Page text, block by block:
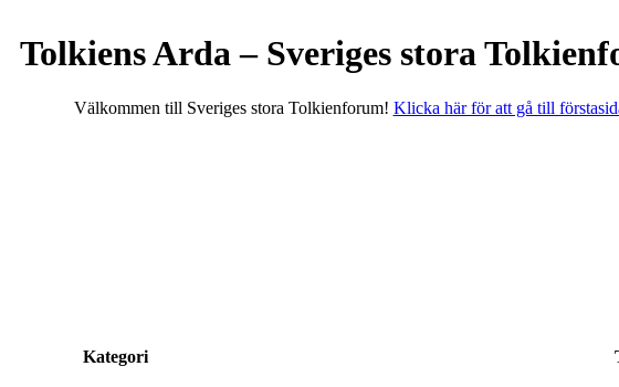
Tolkiens Arda – Sveriges stora
Välkommen till Sveriges stora Tolkienforum! Klicka här för att gå till
Kategori